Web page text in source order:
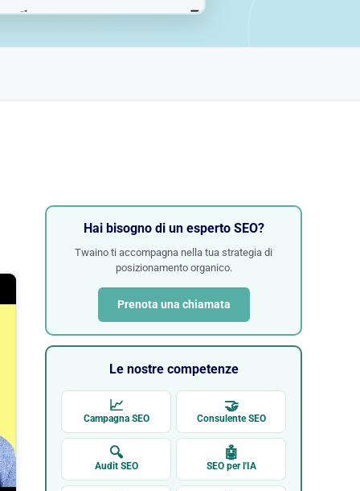
Hai bisogno di un esperto SEO?
Twaino ti accompagna nella tua strategia di
posizionamento organico.
Prenota una chiamata
Le nostre competenze
📈
Campagna SEO
🤝
Consulente SEO
🔍
Audit SEO
🤖
SEO per l'IA